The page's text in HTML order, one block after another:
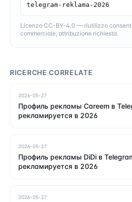
telegram-reklama-2026
Licenza CC-BY-4.0 — riutilizzo
commerciale, attribuzione richiesta.
RICERCHE CORRELATE
2026-05-27
Профиль рекламы Careem в
рекламируется в 2026
2026-05-27
Профиль рекламы DiDi в
рекламируется в 2026
2026-05-27